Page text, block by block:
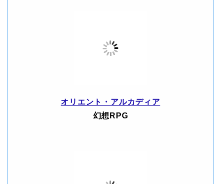
オリエント・アルカディア
幻想RPG